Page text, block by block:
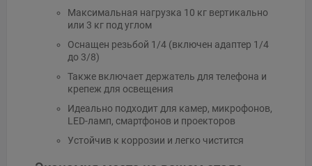
Максимальная нагрузка 10 кг вертикально
или 3 кг под углом
Оснащен резьбой 1/4 (включен адаптер 1/4
до 3/8)
Также включает держатель для телефона и
крепеж для освещения
Идеально подходит для камер, микрофонов,
LED-ламп, смартфонов и проекторов
Устойчив к коррозии и легко чистится